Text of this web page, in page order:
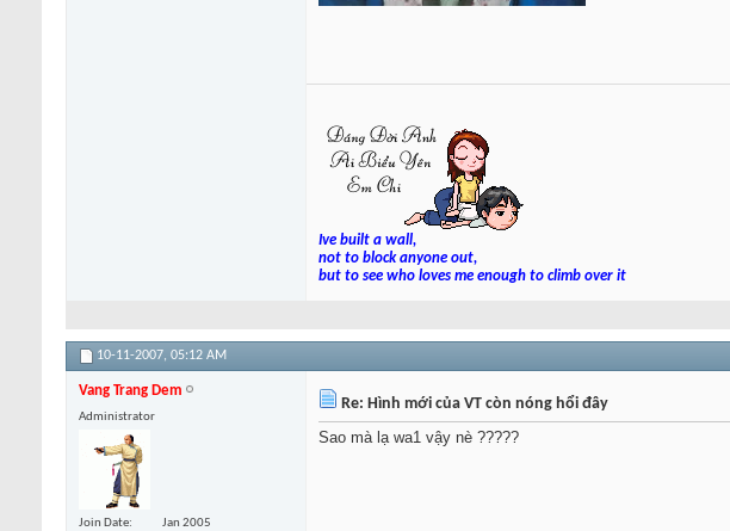
Ive built a wall,
not to block anyone out,
but to see who loves me enough to climb over it
10-11-2007, 05:12 AM
Vang Trang Dem
Administrator
Join Date
Jan 2005
Re: Hình mới của VT còn nóng hổi đây
Sao mà lạ wa1 vậy nè ?????